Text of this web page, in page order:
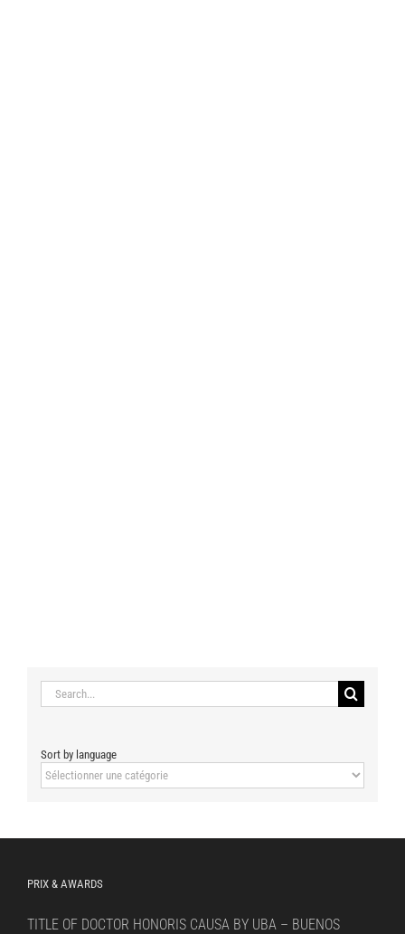
Search
for:
Sort by language
Sort
by
PRIX & AWARDS
TITLE OF DOCTOR HONORIS CAUSA BY UBA – BUENOS